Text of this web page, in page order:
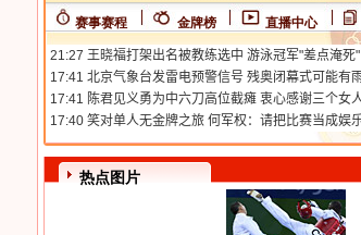
赛事赛程 金牌榜 直播中心
热点图片